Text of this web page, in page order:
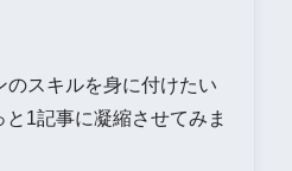
のスキルを身に付けたい
1記事に凝縮させてみま